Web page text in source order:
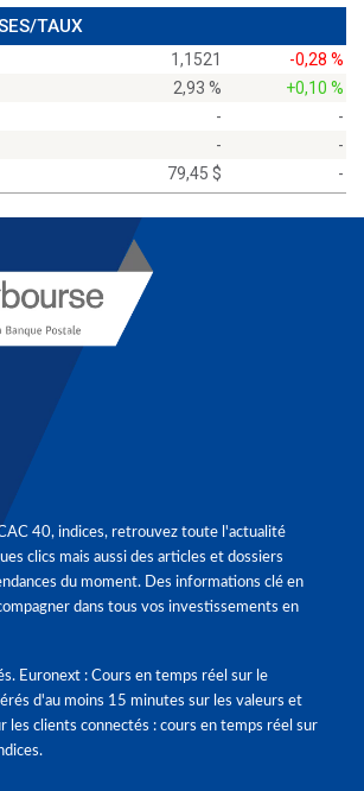
TAUX
1,1521
-0,28 %
2,93 %
+0,10 %
-
-
-
-
79,45 $ -
40, indices, retrouvez toute l'actualité
clics mais aussi des articles et dossiers
du moment. Des informations clé en
dans tous vos investissements en
Euronext : Cours en temps réel sur le
d'au moins 15 minutes sur les valeurs et
les clients connectés : cours en temps réel sur